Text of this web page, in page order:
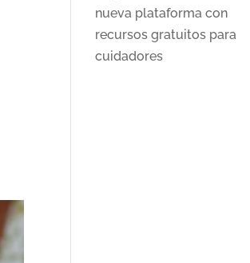
nueva plataforma con
recursos gratuitos para
cuidadores